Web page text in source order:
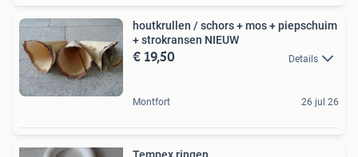
houtkrullen / schors + mos + piepschuim
+ strokransen NIEUW
€ 19,50 Details
Montfort 26 jul 26
Tempex ringen